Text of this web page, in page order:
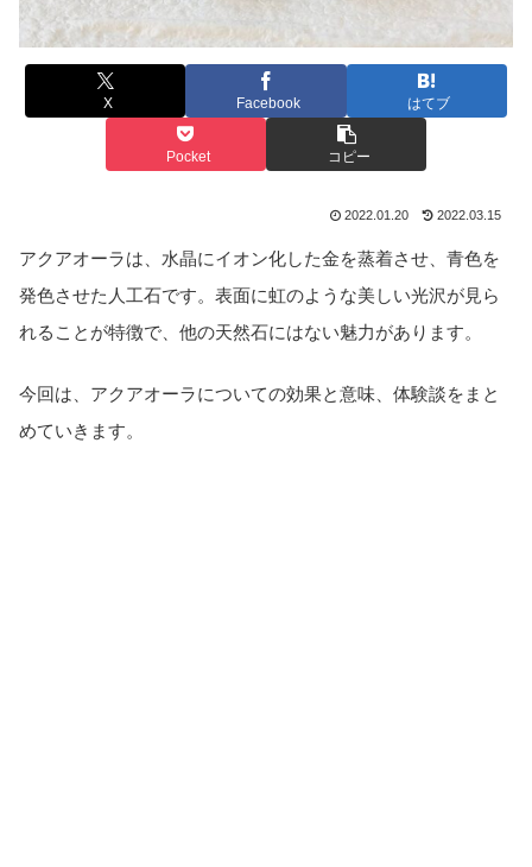
X Facebook はてブ
Pocket コピー
2022.01.20 2022.03.15
アクアオーラは、水晶にイオン化した金を蒸着させ、青色を
発色させた人工石です。表面に虹のような美しい光沢が見ら
れることが特徴で、他の天然石にはない魅力があります。
今回は、アクアオーラについての効果と意味、体験談をまと
めていきます。